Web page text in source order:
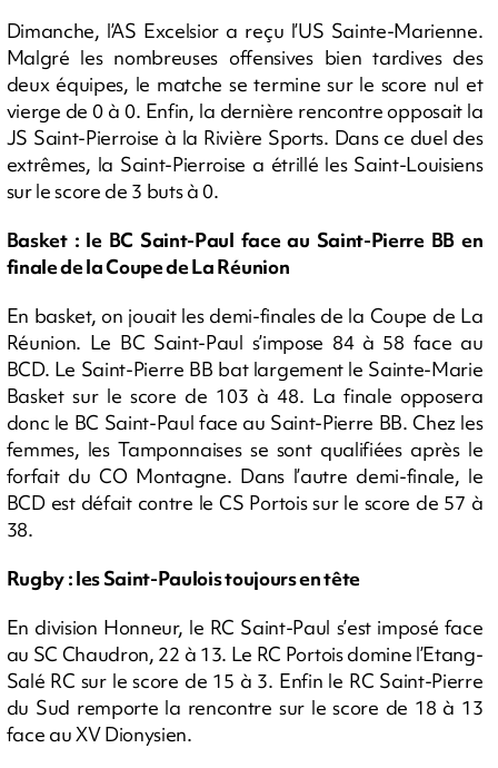
Dimanche, l’AS Excelsior a reçu l’US Sainte-Marienne.
Malgré les nombreuses offensives bien tardives des
deux équipes, le matche se termine sur le score nul et
vierge de 0 à 0. Enfin, la dernière rencontre opposait la
JS Saint-Pierroise à la Rivière Sports. Dans ce duel des
extrêmes, la Saint-Pierroise a étrillé les Saint-Louisiens
sur le score de 3 buts à 0.
Basket : le BC Saint-Paul face au Saint-Pierre BB en
finale de la Coupe de La Réunion
En basket, on jouait les demi-finales de la Coupe de La
Réunion. Le BC Saint-Paul s’impose 84 à 58 face au
BCD. Le Saint-Pierre BB bat largement le Sainte-Marie
Basket sur le score de 103 à 48. La finale opposera
donc le BC Saint-Paul face au Saint-Pierre BB. Chez les
femmes, les Tamponnaises se sont qualifiées après le
forfait du CO Montagne. Dans l’autre demi-finale, le
BCD est défait contre le CS Portois sur le score de 57 à
38.
Rugby : les Saint-Paulois toujours en tête
En division Honneur, le RC Saint-Paul s’est imposé face
au SC Chaudron, 22 à 13. Le RC Portois domine l’Etang-
Salé RC sur le score de 15 à 3. Enfin le RC Saint-Pierre
du Sud remporte la rencontre sur le score de 18 à 13
face au XV Dionysien.